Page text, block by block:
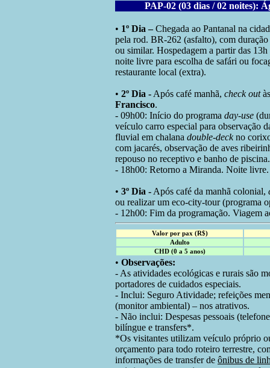
PAP-02 (03 dias / 02 noites):
• 1º Dia –Chegada ao Pantanal na
pela rod. BR-262 (asfalto), com
ou similar. Hospedagem a partir das
noite livre para escolha de safári ou
restaurante local (extra).
• 2º Dia - Após café manhã, check out
Francisco.
- 09h00: Início do programa day-use
veículo carro especial para observação
fluvial em chalana double-deckno
com jacarés, observação de aves
repouso no receptivo e banho de piscina.
- 18h00: Retorno a Miranda. Noite livre.
• 3º Dia - Após café da manhã colonial,
ou realizar um eco-city-tour (programa
- 12h00: Fim da programação. Viagem
Valor por pax (R$)
Adulto
CHD (0 a 5 anos)
• Observações:
- As atividades ecológicas e rurais são
portadores de cuidados especiais.
- Inclui: Seguro Atividade; refeições
(monitor ambiental) – nos atrativos.
- Não inclui: Despesas pessoais
bilíngue e transfers*.
*Os visitantes utilizam veículo próprio
orçamento para todo roteiro terrestre,
informações de transfer de ônibus de